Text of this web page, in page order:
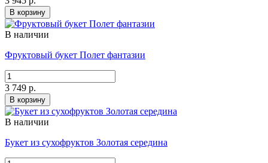
В корзину
В наличии
Фруктовый букет Полет фантазии
3 749 р.
В корзину
В наличии
Букет из сухофруктов Золотая середина